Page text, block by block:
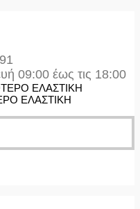
09:00 έως τις 18:00
ΕΛΑΣΤΙΚΗ